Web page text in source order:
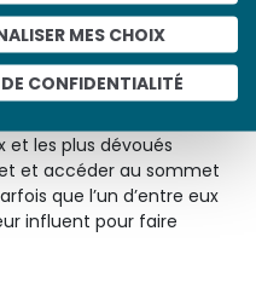
MES CHOIX
CONFIDENTIALITÉ
de l’Opéra compte cinq
premier danseur et
et les plus dévoués
et accéder au sommet
que l’un d’entre eux
influent pour faire